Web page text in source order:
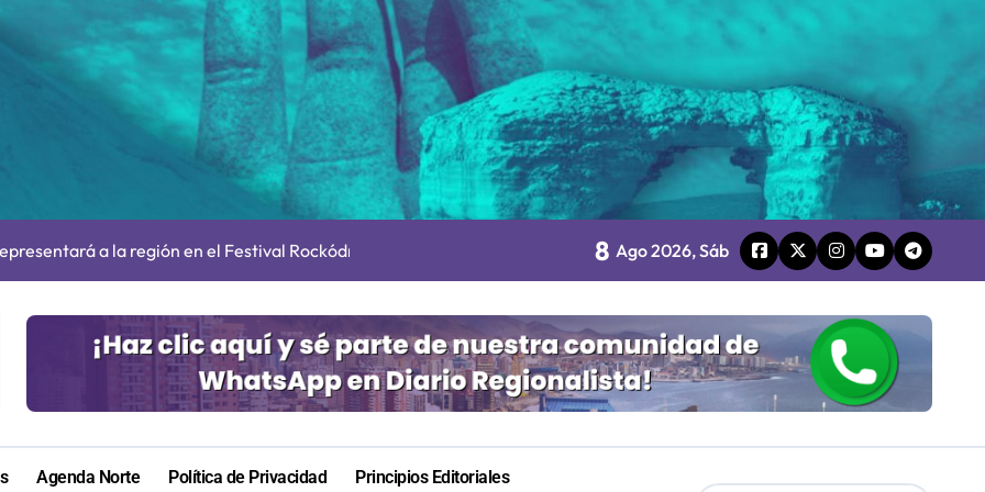
como refuerzo estrella de Unión Española
tras investigaciones iniciadas en Antofagasta
a la región en el Festival Rockódromo de Valparaíso
Antofagasta termina en sumarios sanitarios
en Maldivas, Portugal y Brasil por el Tour Mundial de Bodyboard
nuevas contrataciones en la Región Antofagasta
De estar de acuerdo con privatizar Codelco a defender una empresa 100% estatal
8 Ago 2026, Sáb
Agenda Norte Política de Privacidad Principios Editoriales